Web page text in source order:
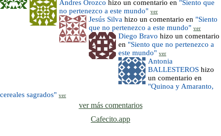
Andres Orozco hizo un comentario en "Siento que
no pertenezco a este mundo" ver
Jesús Silva hizo un comentario en "Siento
que no pertenezco a este mundo" ver
Diego Bravo hizo un comentario
en "Siento que no pertenezco a
este mundo" ver
Antonia
BALLESTEROS hizo
un comentario en
"Quinoa y Amaranto,
cereales sagrados" ver
ver más comentarios
Cafecito.app